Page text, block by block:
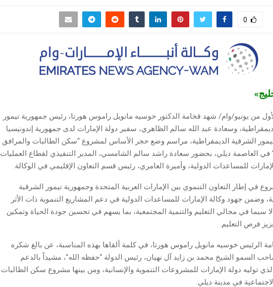
0
من يونيو/وام/ شهد فخامة الدكتور خوسيه مانويل راموس هورتا، رئيس جمهورية تيمور
وسعادة عبد الله سالم الظاهري، سفير دولة الإمارات لدى جمهورية إندونيسيا
الشرقية الديمقراطية، مراسم وضع حجر الأساس لمشروع “سكن الطالبات والمرافق
في العاصمة ديلي، بحضور سعادة راشد سالم الشامسي، المدير التنفيذي لقطاع العمليات
للمساعدات الدولية، وأميرة العامري، رئيس قسم التعاون الإقليمي في الوكالة.
في إطار التعاون التنموي بين الإمارات العربية المتحدة وجمهورية تيمور الشرقية
وضمن جهود وكالة الإمارات للمساعدات الدولية في دعم المشاريع التنموية ذات الأثر
سيما في مجالي التعليم والتنمية المجتمعية، بما يسهم في تحسين جودة الحياة وتمكين
فرص التعليم.
الرئيس خوسيه مانويل راموس هورتا، في كلمة ألقاها بهذه المناسبة، عن بالغ شكره
السمو الشيخ محمد بن زايد آل نهيان، رئيس الدولة “حفظه الله”، مشيداً بالدعم
توليه دولة الإمارات للمشروعات التنموية والإنسانية، ومن بينها مشروع سكن الطالبات
في مدينة ديلي.